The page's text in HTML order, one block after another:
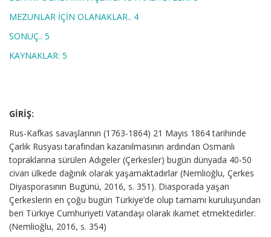
MEZUNLAR İÇİN OLANAKLAR.. 4
SONUÇ.. 5
KAYNAKLAR: 5
GİRİŞ:
Rus-Kafkas savaşlarının (1763-1864) 21 Mayıs 1864 tarihinde
Çarlık Rusyası tarafından kazanılmasının ardından Osmanlı
topraklarına sürülen Adıgeler (Çerkesler) bugün dünyada 40-50
civarı ülkede dağınık olarak yaşamaktadırlar (Nemlioğlu, Çerkes
Diyasporasının Bugünü, 2016, s. 351). Diasporada yaşan
Çerkeslerin en çoğu bugün Türkiye’de olup tamamı kuruluşundan
beri Türkiye Cumhuriyeti Vatandaşı olarak ikamet etmektedirler.
(Nemlioğlu, 2016, s. 354)